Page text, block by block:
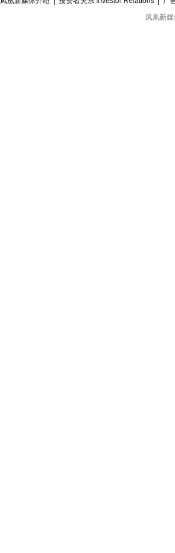
凤凰新